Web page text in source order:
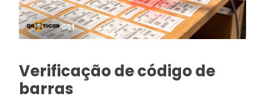
Verificação de código de
barras